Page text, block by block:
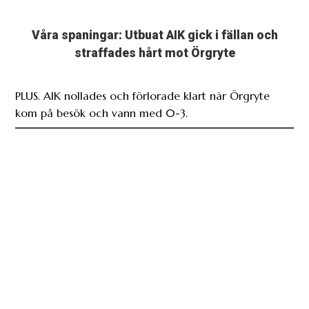
Våra spaningar: Utbuat AIK gick i fällan och
straffades hårt mot Örgryte
PLUS. AIK nollades och förlorade klart när Örgryte
kom på besök och vann med 0-3.